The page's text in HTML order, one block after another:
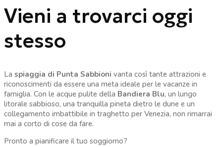
Vieni a trovarci oggi
stesso
La spiaggia di Punta Sabbioni vanta così tante attrazioni e
riconoscimenti da essere una meta ideale per le vacanze in
famiglia. Con le acque pulite della Bandiera Blu, un lungo
litorale sabbioso, una tranquilla pineta dietro le dune e un
collegamento imbattibile in traghetto per Venezia, non rimarrai
mai a corto di cose da fare.
Pronto a pianificare il tuo soggiorno?